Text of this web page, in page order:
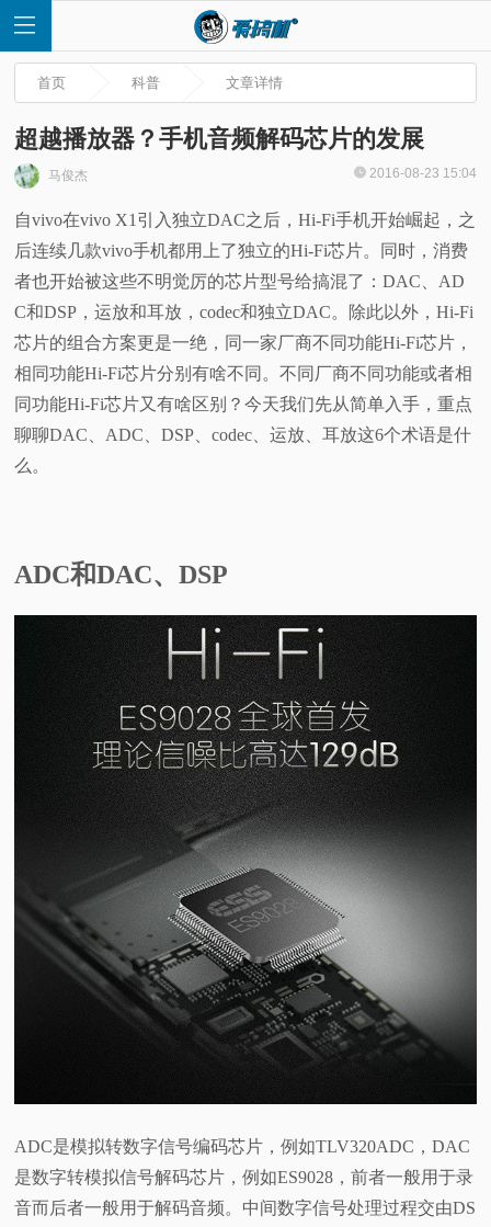
页
快
讯
评
测
频
题
首页 科普 文章详情
超越播放器？手机音频解码芯片的发展
马俊杰 2016-08-23 15:04
自vivo在vivo X1引入独立DAC之后，Hi-Fi手机开始崛起，之
后连续几款vivo手机都用上了独立的Hi-Fi芯片。同时，消费
者也开始被这些不明觉厉的芯片型号给搞混了：DAC、AD
C和DSP，运放和耳放，codec和独立DAC。除此以外，Hi-Fi
芯片的组合方案更是一绝，同一家厂商不同功能Hi-Fi芯片，
相同功能Hi-Fi芯片分别有啥不同。不同厂商不同功能或者相
同功能Hi-Fi芯片又有啥区别？今天我们先从简单入手，重点
聊聊DAC、ADC、DSP、codec、运放、耳放这6个术语是什
么。
ADC和DAC、DSP
ADC是模拟转数字信号编码芯片，例如TLV320ADC，DAC
是数字转模拟信号解码芯片，例如ES9028，前者一般用于录
音而后者一般用于解码音频。中间数字信号处理过程交由DS